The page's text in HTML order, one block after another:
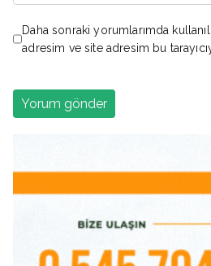
Daha sonraki yorumlarımda
adresim ve site adresim bu